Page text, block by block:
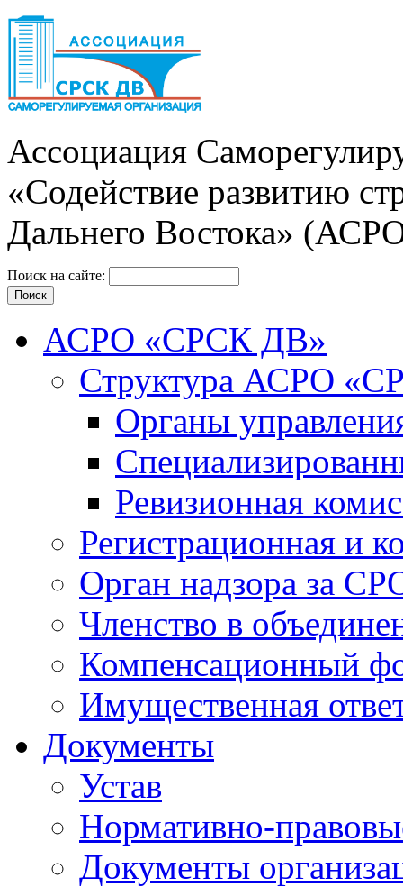
Ассоциация
«Содействие развитию
Дальнего Востока»
Поиск на сайте:
АСРО «СРСК ДВ»
Структура АСРО
Органы
Ревизионная
Регистрационная и
Орган надзора за
Членство в
Компенсационный
Имущественная
Документы
Устав
Нормативно-
Документы